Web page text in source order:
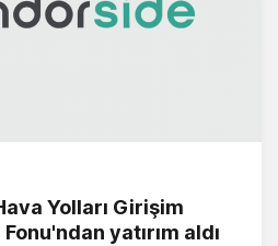
Yolları Girişim
yatırım aldı